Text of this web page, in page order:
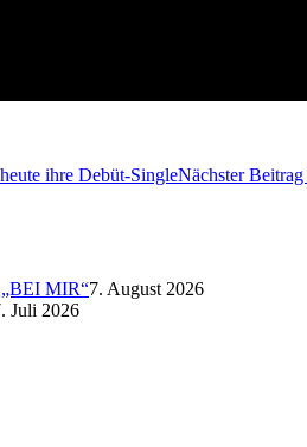
ihre Debüt-SingleNächster Beitrag
„BEI MIR“7. August 2026
Juli 2026